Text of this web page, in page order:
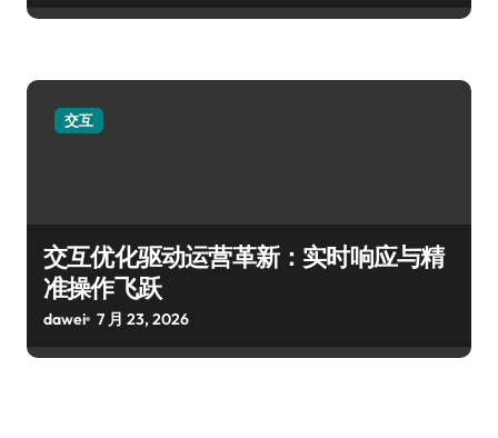
交互
交互优化驱动运营革新：实时响应与精
准操作飞跃
dawei 7 月 23, 2026